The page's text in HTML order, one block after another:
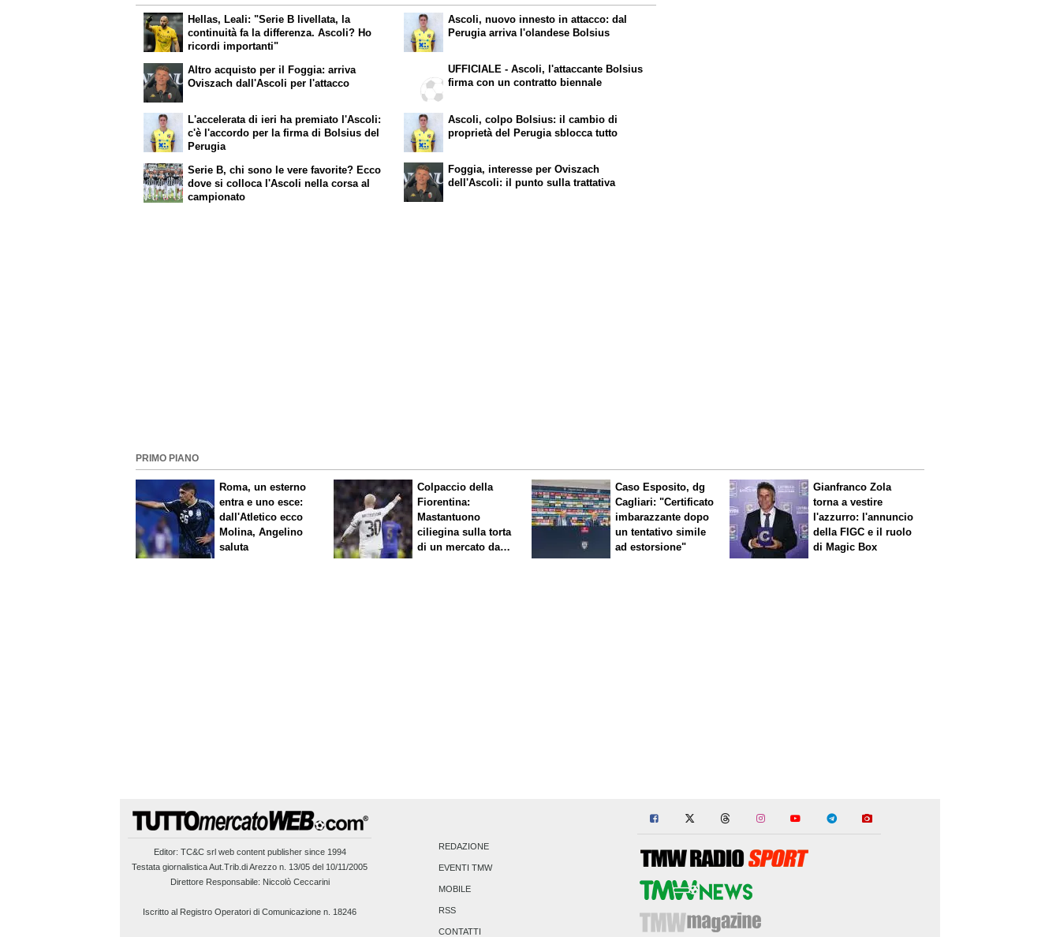
Hellas, Leali: "Serie B livellata, la
continuità fa la differenza. Ascoli? Ho
ricordi importanti"
Altro acquisto per il Foggia: arriva
Oviszach dall'Ascoli per l'attacco
Ascoli, nuovo innesto in attacco: dal
Perugia arriva l'olandese Bolsius
UFFICIALE - Ascoli, l'attaccante Bolsius
firma con un contratto biennale
L'accelerata di ieri ha premiato l'Ascoli:
c'è l'accordo per la firma di Bolsius del
Perugia
Serie B, chi sono le vere favorite? Ecco
dove si colloca l'Ascoli nella corsa al
campionato
Ascoli, colpo Bolsius: il cambio di
proprietà del Perugia sblocca tutto
Foggia, interesse per Oviszach
dell'Ascoli: il punto sulla trattativa
PRIMO PIANO
Roma, un esterno
entra e uno esce:
dall'Atletico ecco
Molina, Angelino
saluta
Colpaccio della
Fiorentina:
Mastantuono
ciliegina sulla torta
di un mercato da
Caso Esposito, dg
Cagliari: "Certificato
imbarazzante dopo
un tentativo simile
ad estorsione"
Gianfranco Zola
torna a vestire
l'azzurro: l'annuncio
della FIGC e il ruolo
di Magic Box
Editor: TC&C srl web content publisher since 1994
Testata giornalistica Aut.Trib.di Arezzo n. 13/05 del 10/11/2005
Direttore Responsabile: Niccolò Ceccarini
Iscritto al Registro Operatori di Comunicazione n. 18246
REDAZIONE
EVENTI TMW
MOBILE
RSS
CONTATTI